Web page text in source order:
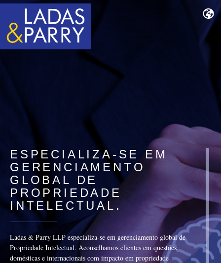
ESPECIALIZA-SE EM
GERENCIAMENTO
GLOBAL DE
PROPRIEDADE
INTELECTUAL.
Ladas & Parry LLP especializa-se em gerenciamento global de
Propriedade Intelectual. Aconselhamos clientes em questões
domésticas e internacionais com impacto em propriedade